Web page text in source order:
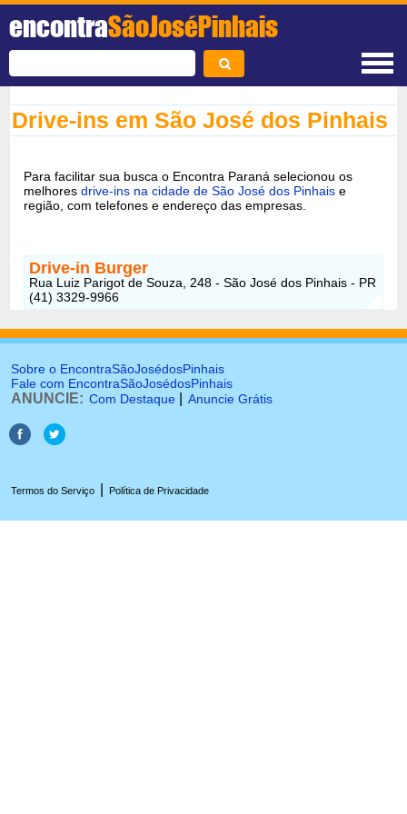
encontraSãoJoséPinhais
Drive-ins em São José dos Pinhais
Para facilitar sua busca o Encontra Paraná selecionou os
melhoresdrive-ins na cidade de São José dos Pinhais e
região, com telefones e endereço das empresas.
Drive-in Burger
Rua Luiz Parigot de Souza, 248 - São José dos Pinhais - PR
(41) 3329-9966
Sobre o EncontraSãoJosédosPinhais
Fale com EncontraSãoJosédosPinhais
ANUNCIE: Com Destaque Anuncie Grátis
Termos do Serviço Política de Privacidade